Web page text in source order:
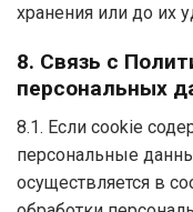
хранения или до их
8. Связь с
персональных
8.1. Если cookie
персональные
осуществляется в